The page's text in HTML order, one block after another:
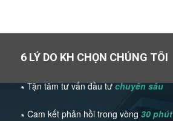
6 LÝ DO KH CHỌN CHÚNG TÔI
∗ Tận tâm tư vấn đầu tưchuyên sâu
∗ Cam kết phản hồi trong vòng 30 phút